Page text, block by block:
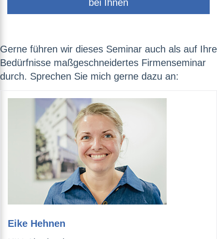
bei Ihnen
Gerne führen wir dieses Seminar auch als auf Ihre
Bedürfnisse maßgeschneidertes Firmenseminar
durch. Sprechen Sie mich gerne dazu an:
Eike Hehnen